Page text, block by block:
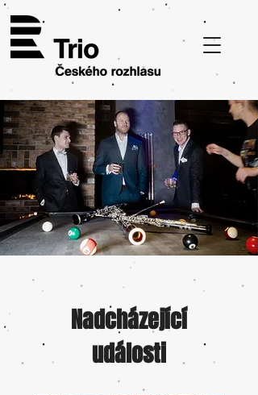
Nadcházející
události